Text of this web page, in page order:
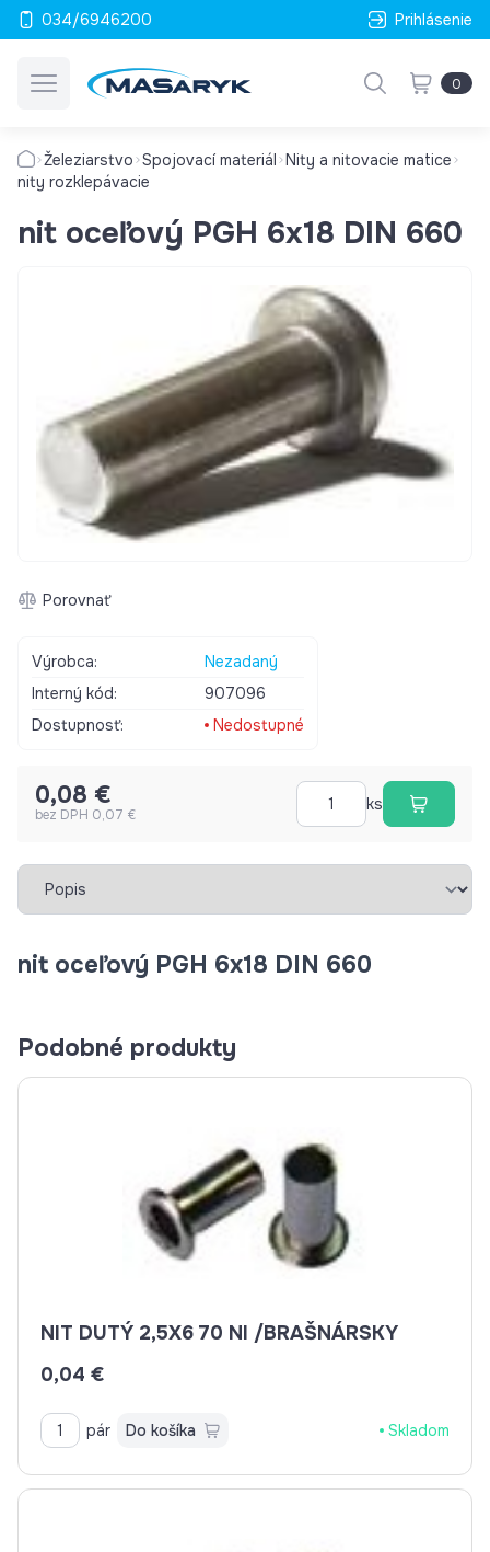
034/6946200 Prihlásenie
0
Železiarstvo Spojovací materiál Nity a nitovacie matice
nity rozklepávacie
nit oceľový PGH 6x18 DIN 660
Porovnať
Výrobca:
Nezadaný
Interný kód:
907096
Dostupnosť:
Nedostupné
0,08 €
bez DPH 0,07 €
ks
Vybrať záložku
nit oceľový PGH 6x18 DIN 660
Podobné produkty
NIT DUTÝ 2,5X6 70 NI /BRAŠNÁRSKY
0,04 €
pár Do košíka Skladom